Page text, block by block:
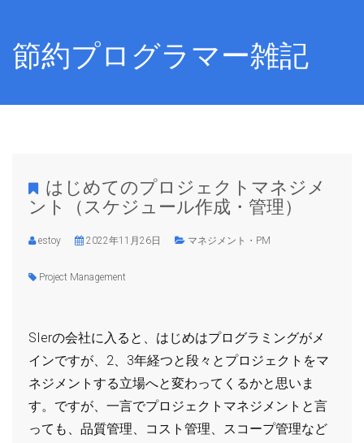
節約プログラマー雑記
はじめてのプロジェクトマネジメ
ント（スケジュール作成・管理）
estoy 2022年11月26日 マネジメント・PM
Project Management
SIerの会社に入ると、はじめはプログラミングがメ
インですが、2、3年経つと段々とプロジェクトをマ
ネジメントする立場へと変わってくるかと思いま
す。ですが、一言でプロジェクトマネジメントと言
っても、品質管理、コスト管理、スコープ管理など